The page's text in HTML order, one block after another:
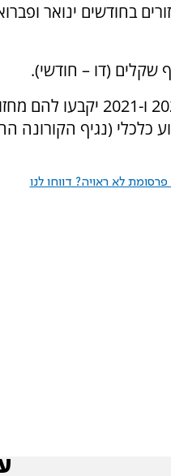
3. עסקים חדשים – עסקים שנפתחו
כלכלי (נגיף
לא ראויה? דווחו לנו